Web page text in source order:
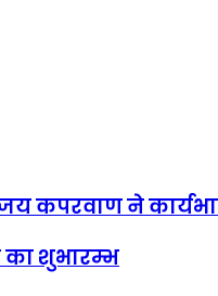
कपरवाण ने
का शुभारम्भ